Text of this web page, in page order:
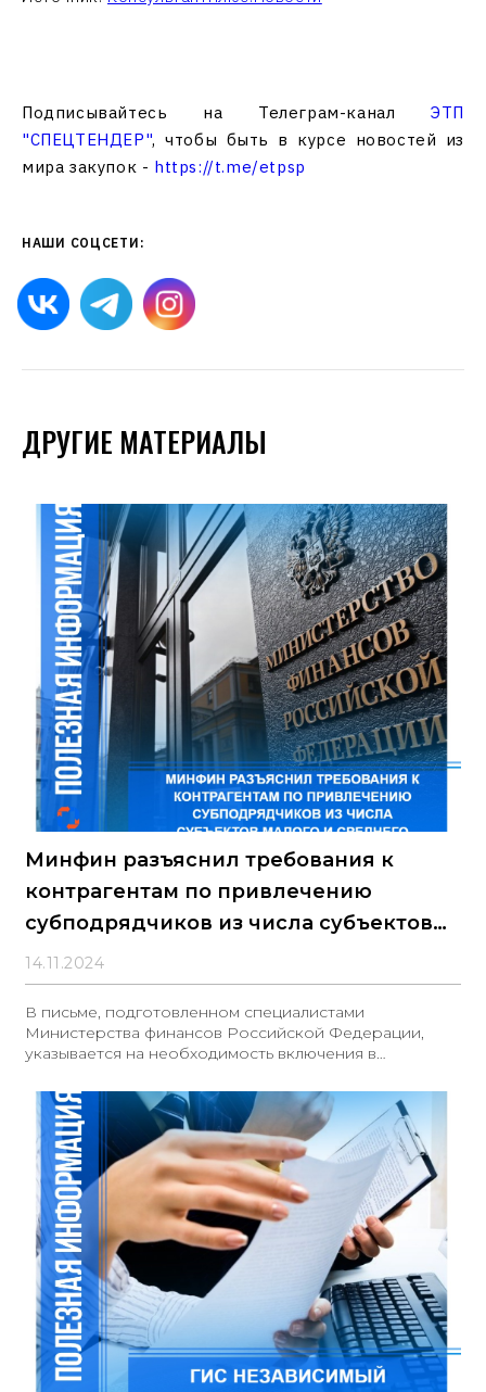
Подписывайтесь на Телеграм-каналЭТП
"СПЕЦТЕНДЕР", чтобы быть в курсе новостей из
мира закупок - https://t.me/etpsp
НАШИ СОЦСЕТИ:
ДРУГИЕ МАТЕРИАЛЫ
Минфин разъяснил требования к
контрагентам по привлечению
субподрядчиков из числа субъектов
малого и среднего
предпринимательства
14.11.2024
В письме, подготовленном специалистами
Министерства финансов Российской Федерации,
указывается на необходимость включения в
соисполнителей из числа субъектов малого и
среднего предпринимательства (СМП) и социально
ориентированных некоммерческих организаций
(СОНО)